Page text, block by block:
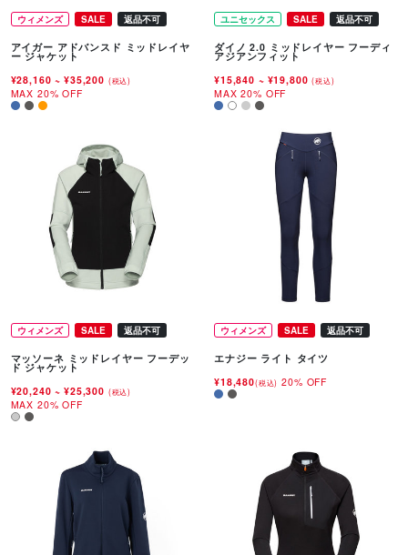
ウィメンズ SALE 返品不可
アイガー アドバンスド ミッドレイヤ
ー ジャケット
¥28,160~ ¥35,200 (税込)
MAX 20% OFF
ユニセックス SALE 返品不可
ダイノ 2.0 ミッドレイヤー フーディ
アジアンフィット
¥15,840 ~ ¥19,800(税込)
MAX 20% OFF
ウィメンズ SALE 返品不可
マッソーネ ミッドレイヤー フーデッ
ド ジャケット
¥20,240~ ¥25,300 (税込)
MAX 20% OFF
ウィメンズ SALE 返品不可
エナジー ライト タイツ
¥18,480(税込) 20% OFF